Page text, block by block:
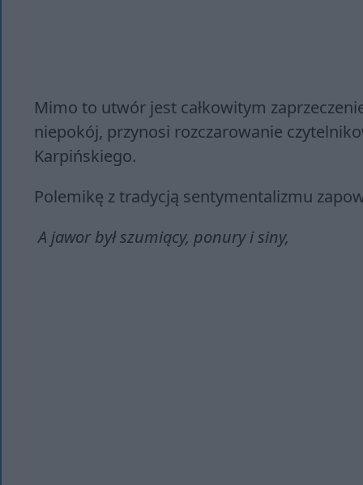
Mimo to utwór jest całkowitym
niepokój, przynosi rozczarowanie
Karpińskiego.
Polemikę z tradycją sentymentalizmu
A jawor był szumiący, ponury i siny,